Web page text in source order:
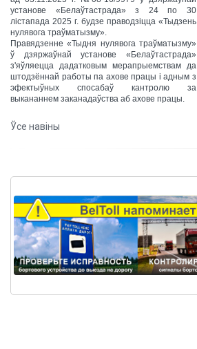
установе «Белаўтастрада» з 24 по 30
лiстапада 2025 г. будзе праводзіцца «Тыдзень
нулявога траўматызму».
Правядзенне «Тыдня нулявога траўматызму»
ў дзяржаўнай установе «Белаўтастрада»
з'яўляецца дадатковым мерапрыемствам да
штодзённай работы па ахове працы і адным з
эфектыўных спосабаў кантролю за
выкананнем заканадаўства аб ахове працы.
Ўсе навіны